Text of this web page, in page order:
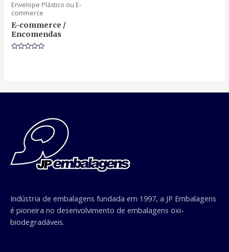
Envelope Plástico ou E-
commerce
E-commerce /
Encomendas
Indústria de embalagens fundada em 1997, a JP Embalagens
é pioneira no desenvolvimento de embalagens oxi-
biodegradáveis.